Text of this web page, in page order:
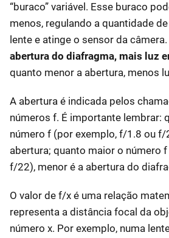
“buraco” variável. Esse buraco
menos, regulando a quantidade
lente e atinge o sensor da câmera.
abertura do diafragma, mais luz
quanto menor a abertura, menos
A abertura é indicada pelos
números f. É importante lembrar:
número f (por exemplo, f/1.8 ou f/
abertura; quanto maior o número
f/22), menor é a abertura do
O valor de f/x é uma relação
representa a distância focal da
número x. Por exemplo, numa